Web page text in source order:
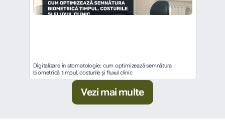
Digitalizare în stomatologie: cum optimizează semnătura
biometrică timpul, costurile și fluxul clinic
Vezi mai multe